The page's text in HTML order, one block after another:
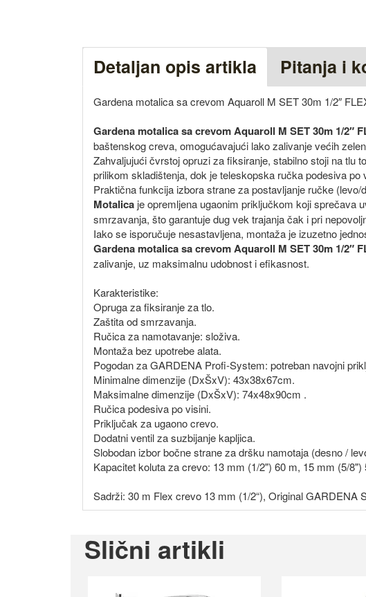
Detaljan opis artikla Pitanja i
Gardena motalica sa crevom Aquaroll M SET 30m 1/2″
Gardena motalica sa crevom Aquaroll M SET 30m 1/2″
baštenskog creva, omogućavajući lako zalivanje većih
Zahvaljujući čvrstoj opruzi za fiksiranje, stabilno stoji na tlu
prilikom skladištenja, dok je teleskopska ručka podesiva
Praktična funkcija izbora strane za postavljanje ručke (levo/
Motalica je opremljena ugaonim priključkom koji sprečava
smrzavanja, što garantuje dug vek trajanja čak i pri
Iako se isporučuje nesastavljena, montaža je izuzetno
Gardena motalica sa crevom Aquaroll M SET 30m 1/2″
zalivanje, uz maksimalnu udobnost i efikasnost.
Karakteristike:
Opruga za fiksiranje za tlo.
Zaštita od smrzavanja.
Ručica za namotavanje: složiva.
Montaža bez upotrebe alata.
Pogodan za GARDENA Profi-System: potreban navojni
Minimalne dimenzije (DxŠxV): 43x38x67cm.
Maksimalne dimenzije (DxŠxV): 74x48x90cm .
Ručica podesiva po visini.
Priključak za ugaono crevo.
Dodatni ventil za suzbijanje kapljica.
Slobodan izbor bočne strane za dršku namotaja (desno /
Kapacitet koluta za crevo: 13 mm (1/2") 60 m, 15 mm (5/
Sadrži: 30 m Flex crevo 13 mm (1/2“), Original GARDENA
Slični artikli